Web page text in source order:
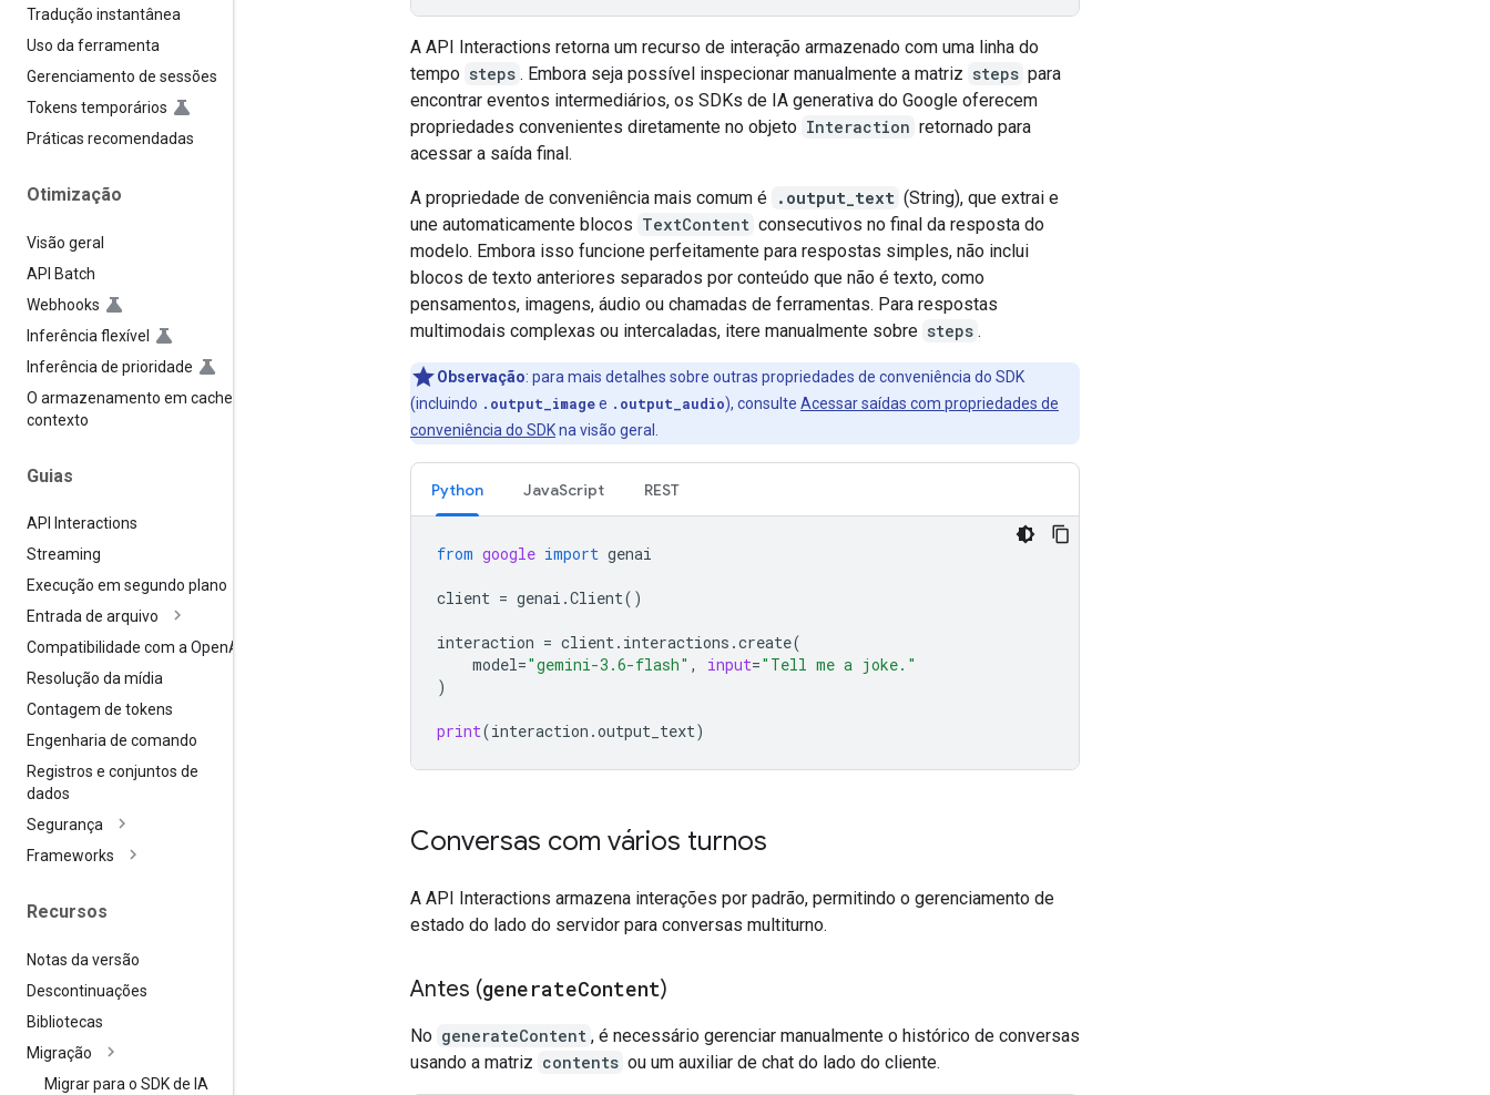
Tradução instantânea
Uso da ferramenta
Gerenciamento de sessões
Tokens temporários
Práticas recomendadas
Otimização
Visão geral
API Batch
Webhooks
Inferência flexível
Inferência de prioridade
O armazenamento em cache de
contexto
Guias
API Interactions
Streaming
Execução em segundo plano
Entrada de arquivo
Compatibilidade com a OpenAI
Resolução da mídia
Contagem de tokens
Engenharia de comando
Registros e conjuntos de
dados
Segurança
Frameworks
Recursos
Notas da versão
Descontinuações
Bibliotecas
Migração
Migrar para o SDK de IA
A API Interactions retorna um recurso de interação armazenado com uma linha do
tempo steps . Embora seja possível inspecionar manualmente a matriz steps para
encontrar eventos intermediários, os SDKs de IA generativa do Google oferecem
propriedades convenientes diretamente no objeto Interaction retornado para
acessar a saída final.
A propriedade de conveniência mais comum é .output_text (String), que extrai e
une automaticamente blocos TextContent consecutivos no final da resposta do
modelo. Embora isso funcione perfeitamente para respostas simples, não inclui
blocos de texto anteriores separados por conteúdo que não é texto, como
pensamentos, imagens, áudio ou chamadas de ferramentas. Para respostas
multimodais complexas ou intercaladas, itere manualmente sobre steps .
Observação: para mais detalhes sobre outras propriedades de conveniência do SDK
(incluindo .output_imagee .output_audio), consulte Acessar saídas com propriedades de
conveniência do SDKna visão geral.
Python JavaScript REST
from google import genai
client = genai .Client()
interaction = client. interactions .create(
model="gemini-3.6-flash" , input="Tell me a joke."
)
print(interaction .output_text)
Conversas com vários turnos
A API Interactions armazena interações por padrão, permitindo o gerenciamento de
estado do lado do servidor para conversas multiturno.
Antes (generateContent)
No generateContent , é necessário gerenciar manualmente o histórico de conversas
usando a matriz contents ou um auxiliar de chat do lado do cliente.